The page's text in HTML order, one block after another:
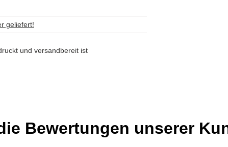
geliefert!
und versandbereit ist
Bewertungen unserer